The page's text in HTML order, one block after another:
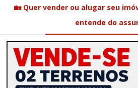
🏡 Quer vender ou alugar seu
entende do